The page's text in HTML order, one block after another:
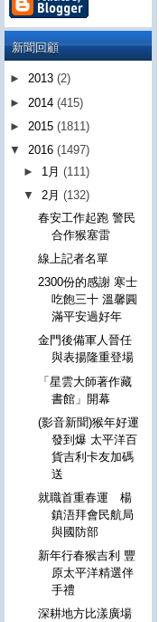
新聞回顧
► 2013 (2)
► 2014 (415)
► 2015 (1811)
▼ 2016 (1497)
► 1月(111)
▼2月(132)
春安工作起跑 警民
合作猴塞雷
線上記者名單
2300份的感謝 寒士
吃飽三十 溫馨圓
滿平安過好年
金門後備軍人晉任
與表揚隆重登場
「星雲大師著作藏
書館」開幕
(影音新聞)猴年好運
發到爆 太平洋百
貨吉利卡友加碼
送
就職首重春運 楊
鎮浯拜會民航局
與國防部
新年行春猴吉利 豐
原太平洋精選伴
手禮
深耕地方比漾廣場